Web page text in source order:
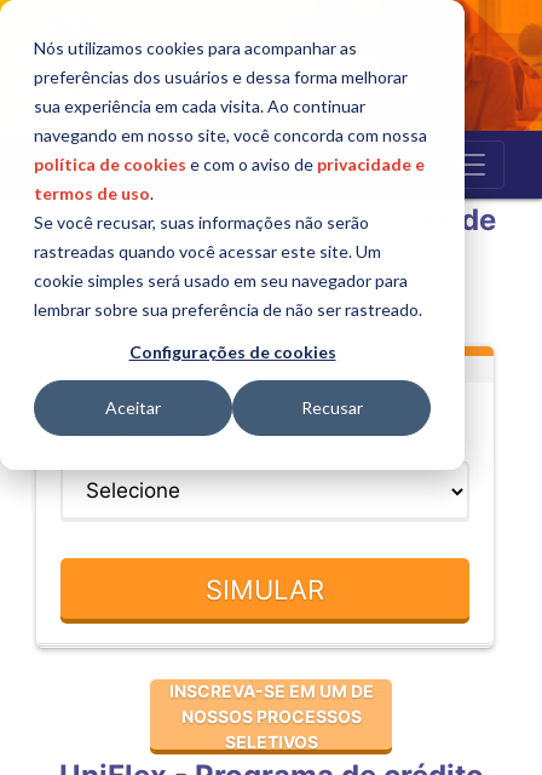
Nós utilizamos cookies para acompanhar as
preferências dos usuários e dessa forma melhorar
sua experiência em cada visita. Ao continuar
navegando em nosso site, você concorda com nossa
política de cookies e com o aviso de privacidade e
termos de uso.
Se você recusar, suas informações não serão
rastreadas quando você acessar este site. Um
cookie simples será usado em seu navegador para
lembrar sobre sua preferência de não ser rastreado.
Configurações de cookies
Aceitar Recusar
Simulador para ingressantes de
2026
Selecione o Curso
INSCREVA-SE EM UM DE
NOSSOS PROCESSOS
SELETIVOS